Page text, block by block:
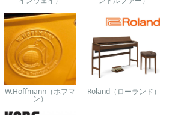
W.Hoffmann（ホフマ
ン）
Roland（ローランド）